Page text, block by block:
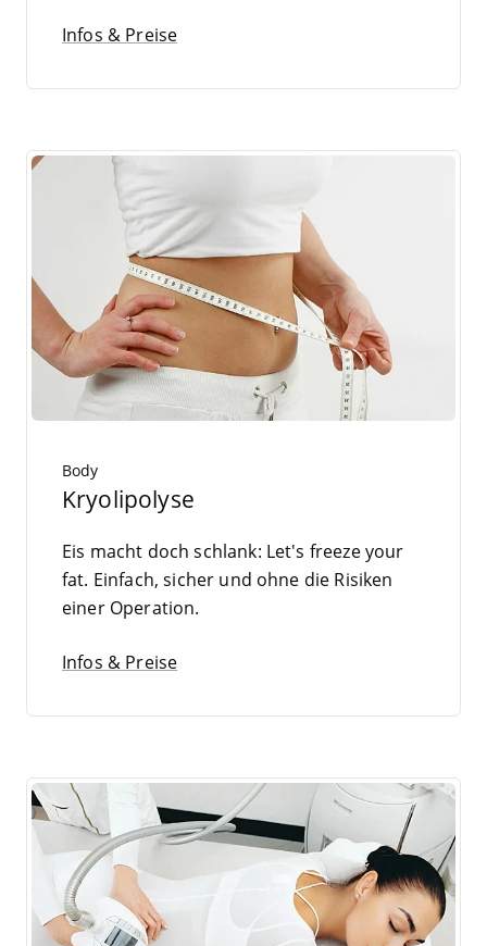
Infos & Preise
Body
Kryolipolyse
Eis macht doch schlank: Let's free­ze your
fat. Ein­fach, sicher und ohne die Risi­ken
einer Operation.
Infos & Preise